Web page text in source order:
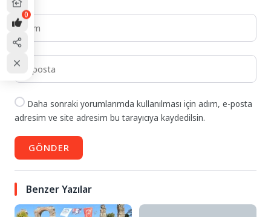
Daha sonraki yorumlarımda kullanılması için adım, e-posta
adresim ve site adresim bu tarayıcıya kaydedilsin.
GÖNDER
Benzer Yazılar
0